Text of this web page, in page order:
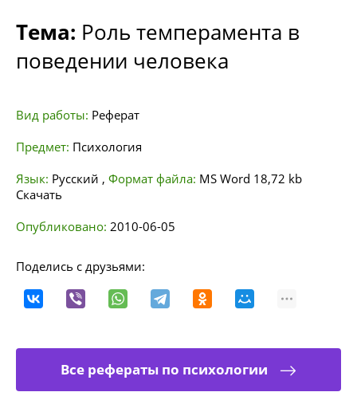
Тема: Роль темперамента в
поведении человека
Вид работы: Реферат
Предмет: Психология
Язык: Русский , Формат файла: MS Word 18,72 kb
Скачать
Опубликовано: 2010-06-05
Поделись с друзьями:
Все рефераты по психологии